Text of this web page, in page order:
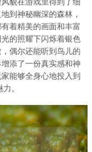
到神秘幽深的森林，
着精美的画面和丰富
的照耀下闪烁着银色
偶尔还能听到鸟儿的
添了一份真实感和神
能够全身心地投入到
。